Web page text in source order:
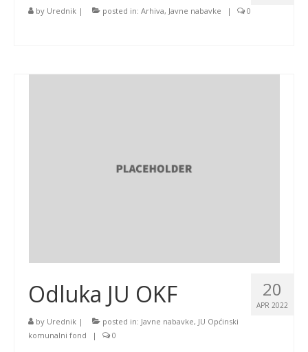
by Urednik | posted in: Arhiva, Javne nabavke | 0
20
APR 2022
Odluka JU OKF
by Urednik | posted in: Javne nabavke, JU Općinski
komunalni fond
| 0